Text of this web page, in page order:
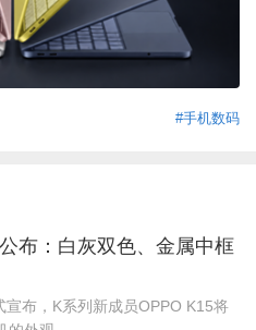
#手机数码
布：白灰双色、金属中框
布，K系列新成员OPPO K15将